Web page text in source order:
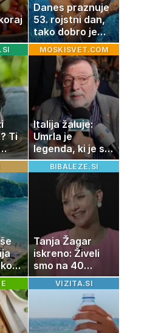
Danes praznuje
53. rojstni dan,
tako dobro je
videti znana
Slovenka
Ti
MOSKISVET.COM
Italija žaluje:
Umrla je
legenda, ki je s
svojimi pesmimi
zaznamovala
Italijo
od
BIBALEZE.SI
Tanja Žagar
iskreno: Živeli
smo na 40
kvadratih, a
imela sem vse,
potrebuje
VIZITA.SI